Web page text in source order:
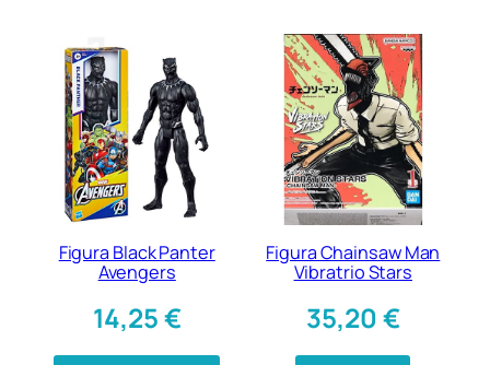
Figura Black Panter
Avengers
14,25€
Figura Chainsaw Man
Vibratrio Stars
35,20€